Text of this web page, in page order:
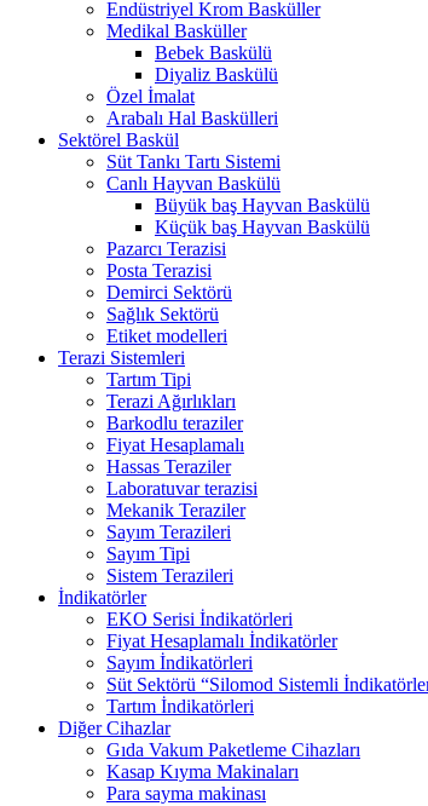
Endüstriyel Krom Basküller
Medikal Basküller
Bebek Baskülü
Diyaliz Baskülü
Özel İmalat
Arabalı Hal Baskülleri
Sektörel Baskül
Süt Tankı Tartı Sistemi
Canlı Hayvan Baskülü
Büyük baş Hayvan Baskülü
Küçük baş Hayvan Baskülü
Pazarcı Terazisi
Posta Terazisi
Demirci Sektörü
Sağlık Sektörü
Etiket modelleri
Terazi Sistemleri
Tartım Tipi
Terazi Ağırlıkları
Barkodlu teraziler
Fiyat Hesaplamalı
Hassas Teraziler
Laboratuvar terazisi
Mekanik Teraziler
Sayım Terazileri
Sayım Tipi
Sistem Terazileri
İndikatörler
EKO Serisi İndikatörleri
Fiyat Hesaplamalı İndikatörler
Sayım İndikatörleri
Süt Sektörü “Silomod Sistemli
Tartım İndikatörleri
Diğer Cihazlar
Gıda Vakum Paketleme Cihazları
Kasap Kıyma Makinaları
Para sayma makinası